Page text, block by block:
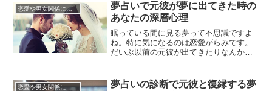
恋愛や男女関係についてのあれこれ
夢占いで元彼が夢に出てきた時の
あなたの深層心理
眠っている間に見る夢って不思議ですよ
ね。特に気になるのは恋愛がらみです。
だいぶ以前の元彼が出てきたりなんかす
を見た深層心理を見出すのも良いかもし
恋愛や男女関係についてのあれこれ
夢占いの診断で元彼と復縁する夢